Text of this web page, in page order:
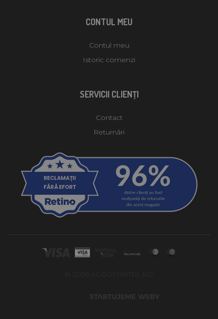
CONTUL MEU
Contul meu
Istoric comenzi
SERVICII CLIENŢI
Contact
Returnări